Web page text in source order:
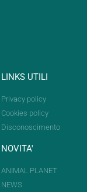
LINKS UTILI
Privacy policy
Cookies policy
Disconoscimento
NOVITA'
ANIMAL PLANET
NEWS